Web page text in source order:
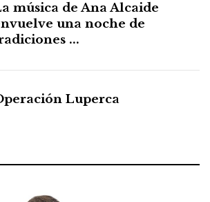
música de Ana Alcaide
una noche de
...
Luperca